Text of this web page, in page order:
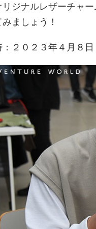
リジナルレザーチャ
ましょう！
０２３年４月８日